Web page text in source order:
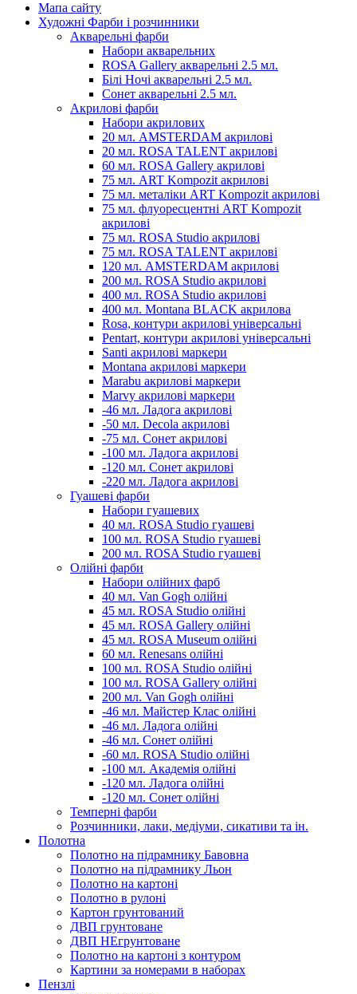
Мапа сайту
Художні Фарби і розчинники
Акварельні фарби
Набори акварельних
ROSA Gallery акварельні 2.5 мл.
Білі Ночі акварельні 2.5 мл.
Сонет акварельні 2.5 мл.
Акрилові фарби
Набори акрилових
20 мл. AMSTERDAM акрилові
20 мл. ROSA TALENT акрилові
60 мл. ROSA Gallery акрилові
75 мл. ART Kompozit акрилові
75 мл. металіки ART Kompozit акрилові
75 мл. флуоресцентні ART Kompozit
акрилові
75 мл. ROSA Studio акрилові
75 мл. ROSA TALENT акрилові
120 мл. AMSTERDAM акрилові
200 мл. ROSA Studio акрилові
400 мл. ROSA Studio акрилові
400 мл. Montana BLACK акрилова
Rosa, контури акрилові універсальні
Pentart, контури акрилові універсальні
Santi акрилові маркери
Montana акрилові маркери
Marabu акрилові маркери
Marvy акрилові маркери
-46 мл. Ладога акрилові
-50 мл. Decola акрилові
-75 мл. Сонет акрилові
-100 мл. Ладога акрилові
-120 мл. Сонет акрилові
-220 мл. Ладога акрилові
Гуашеві фарби
Набори гуашевих
40 мл. ROSA Studio гуашеві
100 мл. ROSA Studio гуашеві
200 мл. ROSA Studio гуашеві
Олійні фарби
Набори олійних фарб
40 мл. Van Gogh олійні
45 мл. ROSA Studio олійні
45 мл. ROSA Gallery олійні
45 мл. ROSA Museum олійні
60 мл. Renesans олійні
100 мл. ROSA Studio олійні
100 мл. ROSA Gallery олійні
200 мл. Van Gogh олійні
-46 мл. Майстер Клас олійні
-46 мл. Ладога олійні
-46 мл. Сонет олійні
-60 мл. ROSA Studio олійні
-100 мл. Академія олійні
-120 мл. Ладога олійні
-120 мл. Сонет олійні
Темперні фарби
Розчинники, лаки, медіуми, сикативи та ін.
Полотна
Полотно на підрамнику Бавовна
Полотно на підрамнику Льон
Полотно на картоні
Полотно в рулоні
Картон грунтований
ДВП грунтоване
ДВП НЕгрунтоване
Полотно на картоні з контуром
Картини за номерами в наборах
Пензлі